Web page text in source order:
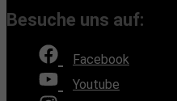
Besuche uns auf:
Facebook
Youtube